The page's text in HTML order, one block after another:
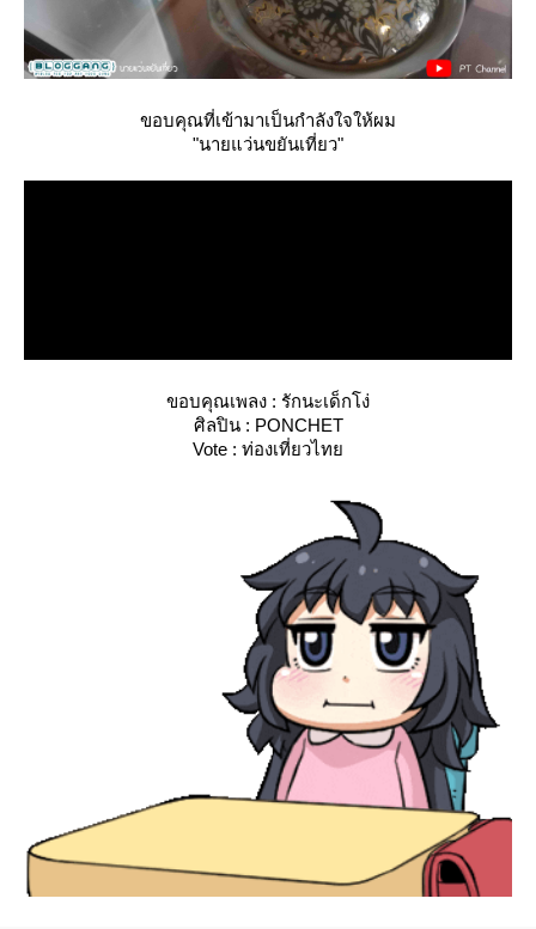
ขอบคุณที่เข้ามาเป็นกำลังใจให้ผม
"นายแว่นขยันเที่ยว"
ขอบคุณเพลง : รักนะเด็กโง่
ศิลปิน : PONCHET
Vote : ท่องเที่ยวไท